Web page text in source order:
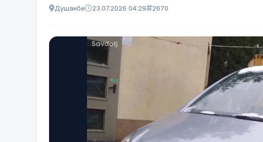
Душанбе 23.07.2026 04:29 2670